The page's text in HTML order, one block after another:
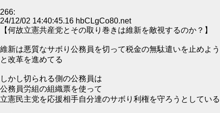
266:
24/12/02 14:40:45.16 hbCLgCo80.net
【何故立憲共産党とその取り巻きは維新を敵視するのか？】
維新は悪質なサボり公務員を切って税金の無駄遣いを止めよう
と改革を進めてる
しかし切られる側の公務員は
公務員労組の組織票を使って
立憲民主党を応援相手自分達のサボり利権を守ろうとしている